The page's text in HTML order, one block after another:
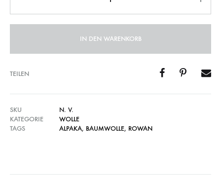
IN DEN WARENKORB
TEILEN
SKU
N. V.
KATEGORIE
WOLLE
TAGS
ALPAKA, BAUMWOLLE, ROWAN